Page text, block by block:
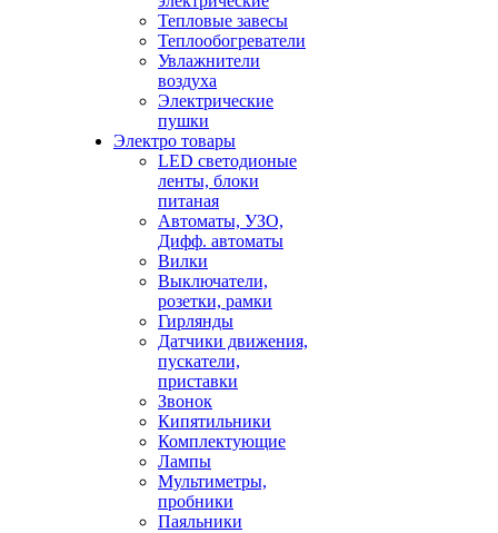
Тепловые завесы
Теплообогреватели
Увлажнители
воздуха
Электрические
пушки
Электро товары
LED светодионые
ленты, блоки
питаная
Автоматы, УЗО,
Дифф. автоматы
Вилки
Выключатели,
розетки, рамки
Гирлянды
Датчики движения,
пускатели,
приставки
Звонок
Кипятильники
Комплектующие
Лампы
Мультиметры,
пробники
Паяльники